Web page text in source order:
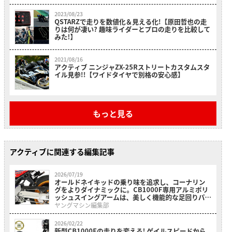
2023/08/23
QSTARZで走りを数値化＆見える化!【原田哲也の走
りは何が凄い? 趣味ライダーとプロの走りを比較して
みた!】
2021/08/16
アクティブ ニンジャZX-25Rストリートカスタムスタ
イル見参!!【ワイドタイヤで別格の安心感】
もっと見る
アクティブに関連する編集記事
2026/07/19
オールドネイキッドの乗り味を追求し、コーナリン
グをよりダイナミックに。CB1000F専用アルミポリ
ッシュスイングアームは、美しく機能的な足回りパ
ーツだ
ヤングマシン編集部
2026/02/22